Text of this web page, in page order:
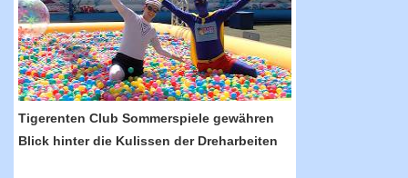
Kulissen der Dreharbeiten
Tigerenten Club Sommerspiele gewähren
Blick hinter die Kulissen der Dreharbeiten